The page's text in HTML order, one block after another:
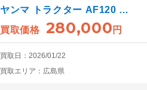
ヤンマ トラクター AF120 …
買取価格
280,000 円
買取日：2026/01/22
買取エリア：広島県